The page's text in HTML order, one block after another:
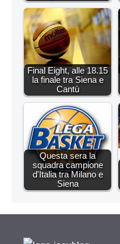
Final Eight, alle 18.15
la finale tra Siena e
Cantù
Questa sera la
squadra campione
d'Italia tra Milano e
Siena